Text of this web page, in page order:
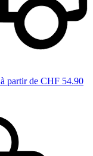
à partir de CHF 54.90